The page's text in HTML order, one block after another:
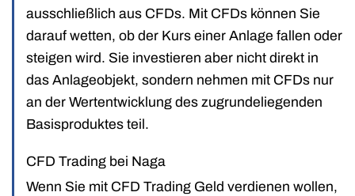
ausschließlich aus CFDs. Mit CFDs können Sie
darauf wetten, ob der Kurs einer Anlage fallen oder
steigen wird. Sie investieren aber nicht direkt in
das Anlageobjekt, sondern nehmen mit CFDs nur
an der Wertentwicklung des zugrundeliegenden
Basisproduktes teil.
CFD Trading bei Naga
Wenn Sie mit CFD Trading Geld verdienen wollen,